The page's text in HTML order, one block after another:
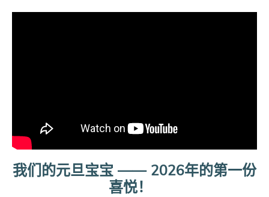
我们的元旦宝宝 —— 2026年的第一份
喜悦！